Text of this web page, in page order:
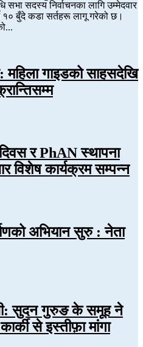
सभा सदस्य निर्वाचनका लागि उम्मेदवार
१० बुँदे कडा सर्तहरू लागू गरेको छ।
महिला गाइडको साहसदेखि
दिवस र PhAN स्थापना
विशेष कार्यक्रम सम्पन्न
अभियान सुरु : नेता
सुदन गुरुङ के समूह ने
से इस्तीफ़ा मांगा